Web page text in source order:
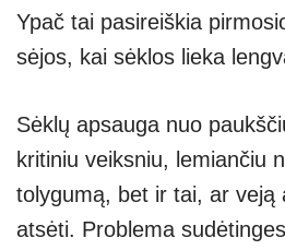
Ypač tai pasireiškia
sėjos, kai sėklos lieka
Sėklų apsauga nuo
kritiniu veiksniu, lemiančiu
tolygumą, bet ir tai, ar veją
atsėti. Problema